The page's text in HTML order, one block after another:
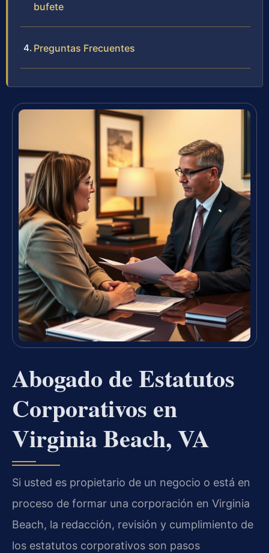
bufete
Preguntas Frecuentes
Abogado de Estatutos
Corporativos en
Virginia Beach, VA
Si usted es propietario de un negocio o está en
proceso de formar una corporación en Virginia
Beach, la redacción, revisión y cumplimiento de
los estatutos corporativos son pasos